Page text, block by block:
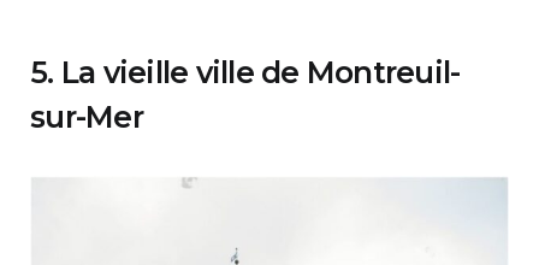
5. La vieille ville de Montreuil-
sur-Mer